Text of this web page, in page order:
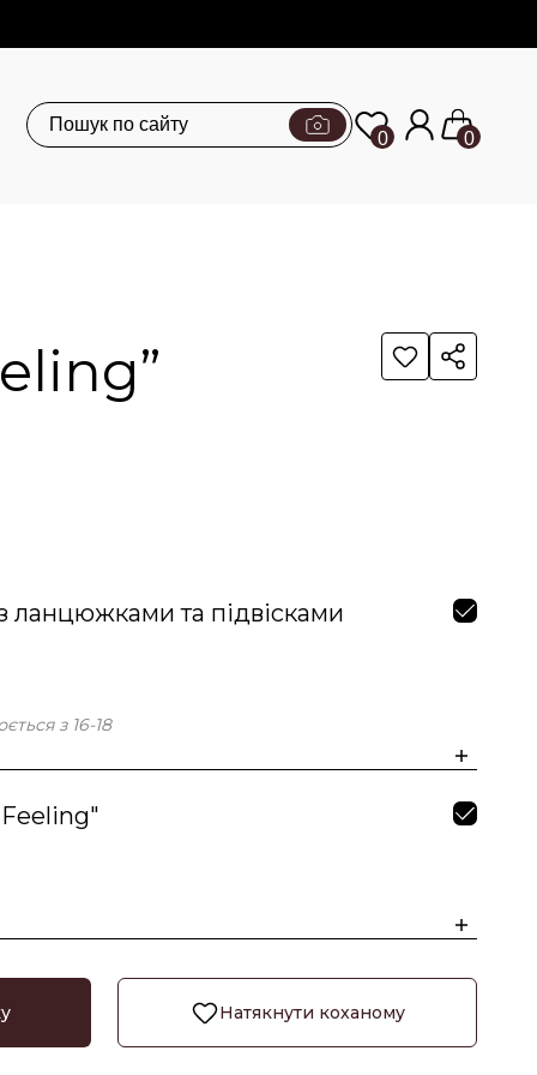
0 0
ланцюжками та підвісками
з 16-18
Натякнути коханому